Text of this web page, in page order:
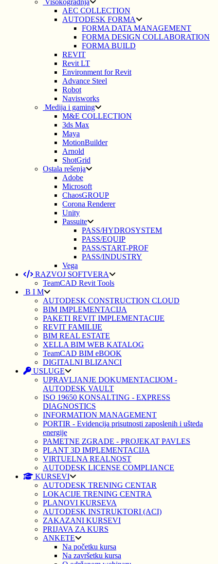
AEC COLLECTION
AUTODESK FORMA
FORMA DATA MANAGEMENT
FORMA DESIGN COLLABORATION
FORMA BUILD
REVIT
Revit LT
Environment for Revit
Advance Steel
Robot
Navisworks
Medija i gaming
M&E COLLECTION
3ds Max
Maya
MotionBuilder
Arnold
ShotGrid
Ostala rešenja
Adobe
Microsoft
ChaosGROUP
Corona Renderer
Unity
Passuite
PASS/HYDROSYSTEM
PASS/EQUIP
PASS/START-PROF
PASS/INDUSTRY
Vega
RAZVOJ SOFTVERA
TeamCAD Revit Tools
B I M
AUTODESK CONSTRUCTION CLOUD
BIM IMPLEMENTACIJA
PAKETI REVIT IMPLEMENTACIJE
REVIT FAMILIJE
BIM REAL ESTATE
XELLA BIM WEB KATALOG
TeamCAD BIM eBOOK
DIGITALNI BLIZANCI
USLUGE
UPRAVLJANJE DOKUMENTACIJOM -
AUTODESK VAULT
ISO 19650 KONSALTING - EXPRESS
DIAGNOSTICS
INFORMATION MANAGEMENT
PORTIR - Evidencija prisutnosti zaposlenih i ušteda
energije
PAMETNE ZGRADE - PROJEKAT PAVLES
PLANT 3D IMPLEMENTACIJA
VIRTUELNA REALNOST
AUTODESK LICENSE COMPLIANCE
KURSEVI
AUTODESK TRENING CENTAR
LOKACIJE TRENING CENTRA
PLANOVI KURSEVA
AUTODESK INSTRUKTORI (ACI)
ZAKAZANI KURSEVI
PRIJAVA ZA KURS
ANKETE
Na početku kursa
Na završetku kursa